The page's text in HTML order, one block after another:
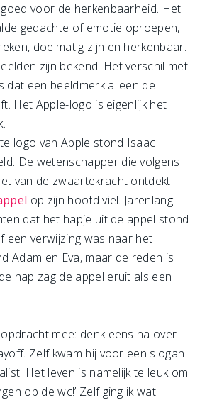
voor de herkenbaarheid. Het
gedachte of emotie oproepen,
doelmatig zijn en herkenbaar.
zijn bekend. Het verschil met
dat een beeldmerk alleen de
Het Apple-logo is eigenlijk het
logo van Apple stond Isaac
De wetenschapper die volgens
van de zwaartekracht ontdekt
op zijn hoofd viel. Jarenlang
dat het hapje uit de appel stond
een verwijzing was naar het
Adam en Eva, maar de reden is
hap zag de appel eruit als een
mee: denk eens na over
Zelf kwam hij voor een slogan
Het leven is namelijk te leuk om
op de wc!’ Zelf ging ik wat